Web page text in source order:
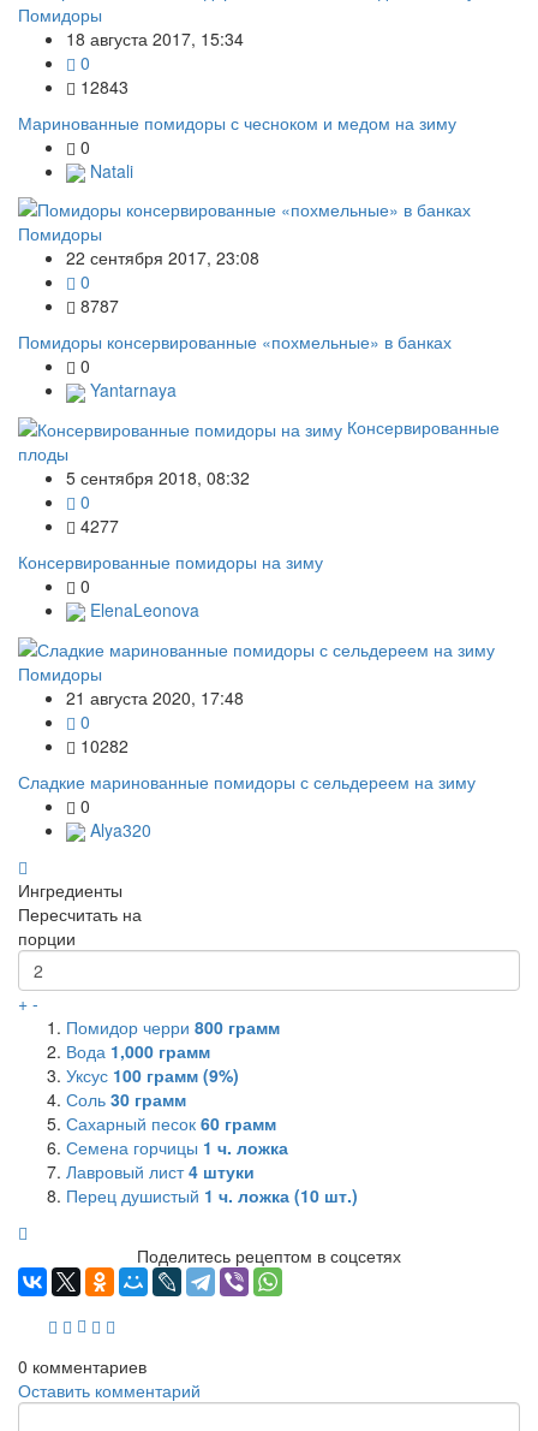
Помидоры
18 августа 2017, 15:34
0
12843
Маринованные помидоры с чесноком и медом на зиму
0
Natali
Помидоры
22 сентября 2017, 23:08
0
8787
Помидоры консервированные «похмельные» в банках
0
Yantarnaya
Консервированные
плоды
5 сентября 2018, 08:32
0
4277
Консервированные помидоры на зиму
0
ElenaLeonova
Помидоры
21 августа 2020, 17:48
0
10282
Сладкие маринованные помидоры с сельдереем на зиму
0
Alya320
Ингредиенты
Пересчитать на
порции
+ -
Помидор черри 800 грамм
Вода 1,000 грамм
Уксус 100 грамм (9%)
Соль 30 грамм
Сахарный песок 60 грамм
Семена горчицы 1 ч. ложка
Лавровый лист4 штуки
Перец душистый 1 ч. ложка (10 шт.)
Поделитесь рецептом в соцсетях
0 комментариев
Оставить комментарий